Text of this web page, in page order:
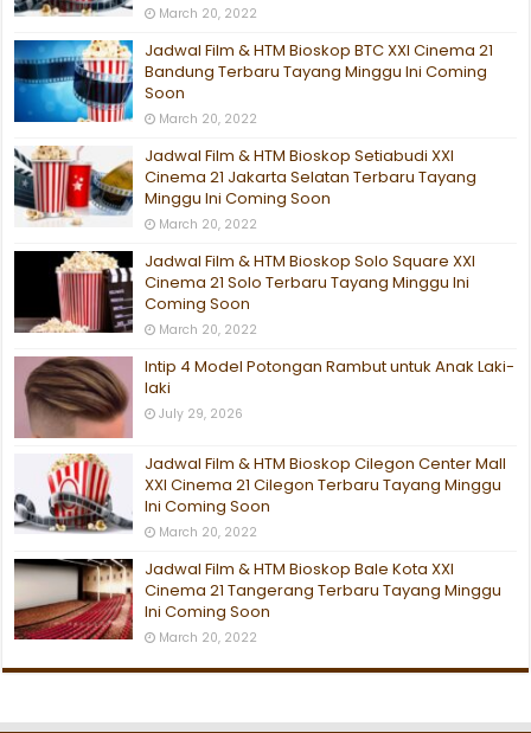
March 20, 2022
Jadwal Film & HTM Bioskop BTC XXI Cinema 21
Bandung Terbaru Tayang Minggu Ini Coming
Soon
March 20, 2022
Jadwal Film & HTM Bioskop Setiabudi XXI
Cinema 21 Jakarta Selatan Terbaru Tayang
Minggu Ini Coming Soon
March 20, 2022
Jadwal Film & HTM Bioskop Solo Square XXI
Cinema 21 Solo Terbaru Tayang Minggu Ini
Coming Soon
March 20, 2022
Intip 4 Model Potongan Rambut untuk Anak Laki-
laki
July 29, 2026
Jadwal Film & HTM Bioskop Cilegon Center Mall
XXI Cinema 21 Cilegon Terbaru Tayang Minggu
Ini Coming Soon
March 20, 2022
Jadwal Film & HTM Bioskop Bale Kota XXI
Cinema 21 Tangerang Terbaru Tayang Minggu
Ini Coming Soon
March 20, 2022